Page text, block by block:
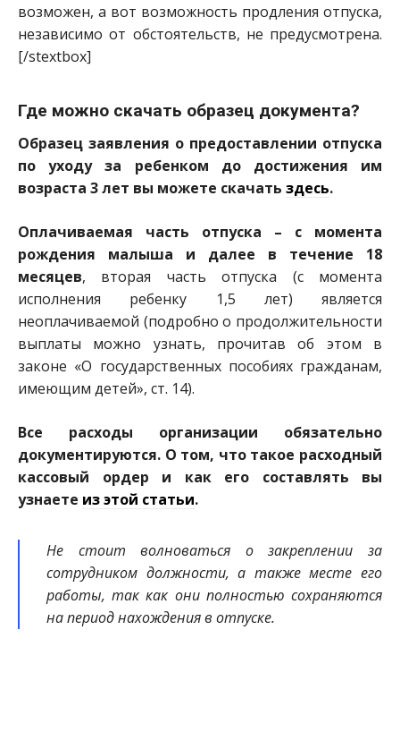
возможен, а вот возможность продления отпуска,
независимо от обстоятельств, не предусмотрена.
[/stextbox]
Где можно скачать образец документа?
Образец заявления о предоставлении отпуска
по уходу за ребенком до достижения им
возраста 3 лет вы можете скачать здесь.
Оплачиваемая часть отпуска – с момента
рождения малыша и далее в течение 18
месяцев, вторая часть отпуска (с момента
исполнения ребенку 1,5 лет) является
неоплачиваемой (подробно о продолжительности
выплаты можно узнать, прочитав об этом в
законе «О государственных пособиях гражданам,
имеющим детей», ст. 14).
Все расходы организации обязательно
документируются. О том, что такое расходный
кассовый ордер и как его составлять вы
узнаете из этой статьи.
Не стоит волноваться о закреплении за
сотрудником должности, а также месте его
работы, так как они полностью сохраняются
на период нахождения в отпуске.